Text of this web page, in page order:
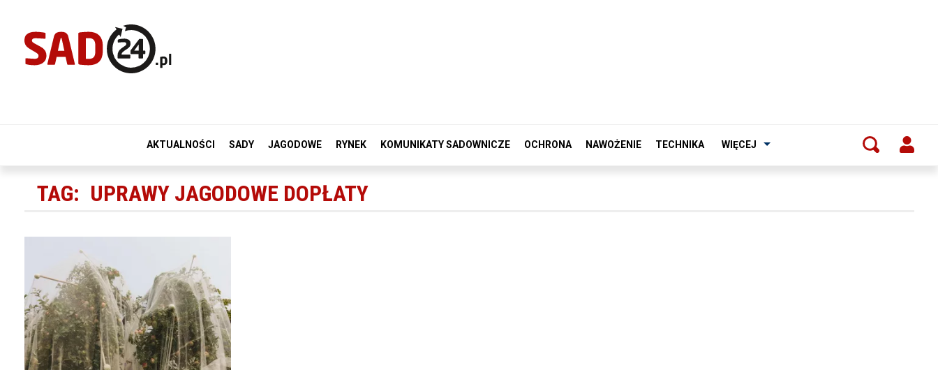
AKTUALNOŚCI SADY JAGODOWE RYNEK KOMUNIKATY SADOWNICZE OCHRONA NAWOŻENIE TECHNIKA WIĘCEJ
TAG: UPRAWY JAGODOWE DOPŁATY